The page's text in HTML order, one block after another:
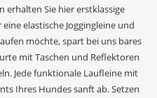
erhalten Sie hier erstklassige
elastische Joggingleine und
möchte, spart bei uns bares
mit Taschen und Reflektoren
Jede funktionale Laufleine mit
Ihres Hundes sanft ab. Setzen